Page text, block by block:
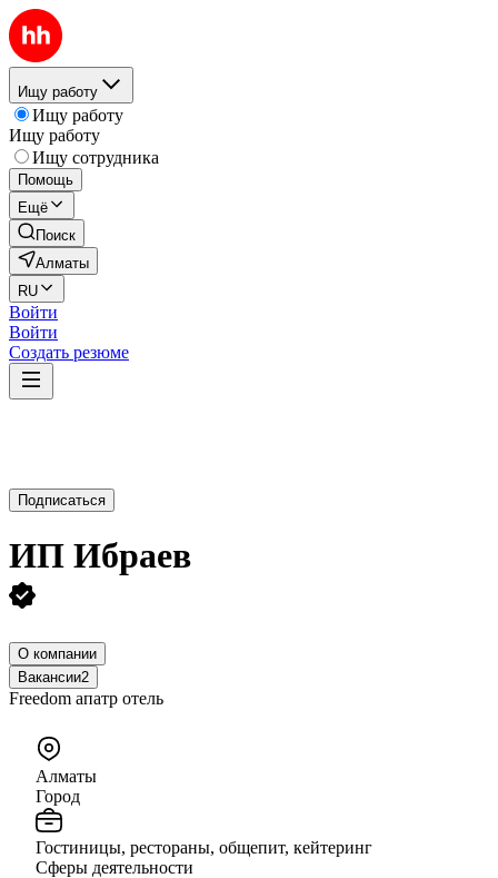
Ищу работу
Ищу работу
Ищу работу
Ищу сотрудника
Помощь
Ещё
Поиск
Алматы
RU
Войти
Войти
Создать резюме
Подписаться
ИП Ибраев
О компании
Вакансии2
Freedom апатр отель
Алматы
Город
Гостиницы, рестораны, общепит, кейтеринг
Сферы деятельности